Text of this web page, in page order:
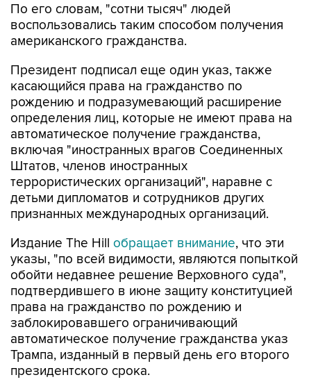
По его словам, "сотни тысяч" людей
воспользовались таким способом получения
американского гражданства.
Президент подписал еще один указ, также
касающийся права на гражданство по
рождению и подразумевающий расширение
определения лиц, которые не имеют права на
автоматическое получение гражданства,
включая "иностранных врагов Соединенных
Штатов, членов иностранных
террористических организаций", наравне с
детьми дипломатов и сотрудников других
признанных международных организаций.
Издание The Hill обращает внимание, что эти
указы, "по всей видимости, являются попыткой
обойти недавнее решение Верховного суда",
подтвердившего в июне защиту конституцией
права на гражданство по рождению и
заблокировавшего ограничивающий
автоматическое получение гражданства указ
Трампа, изданный в первый день его второго
президентского срока.